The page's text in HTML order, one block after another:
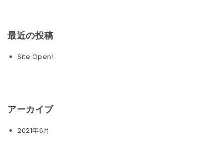
最近の投稿
Site Open!
アーカイブ
2021年6月